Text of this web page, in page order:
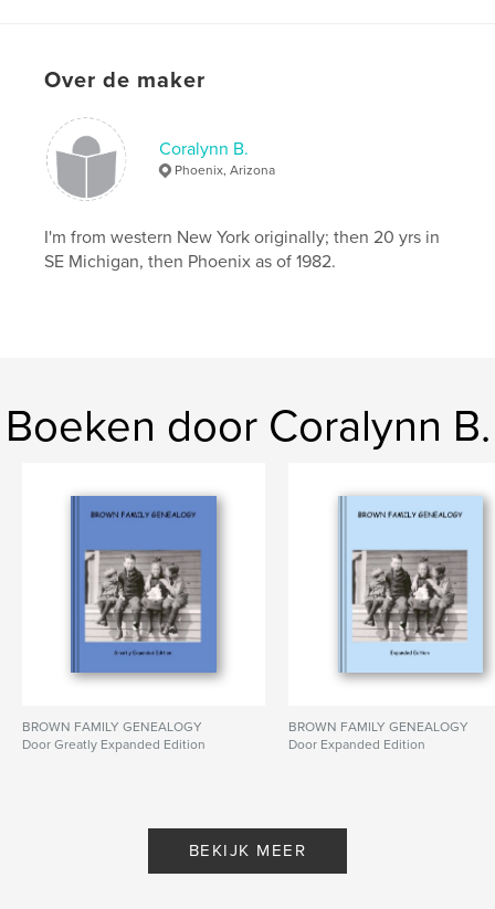
Over de maker
Coralynn B.
Phoenix, Arizona
I'm from western New York originally; then 20 yrs in
SE Michigan, then Phoenix as of 1982.
Boeken door Coralynn B.
BROWN FAMILY GENEALOGY
Door Greatly Expanded Edition
BROWN FAMILY GENEALOGY
Door Expanded Edition
BEKIJK MEER